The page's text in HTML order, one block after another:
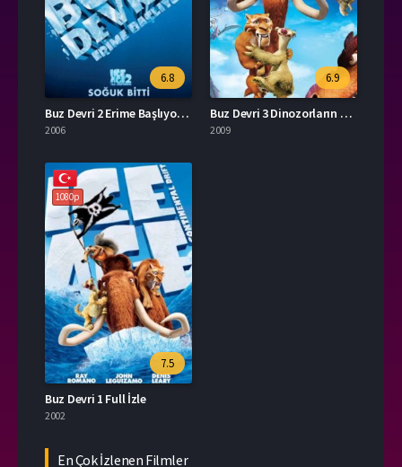
6.8
Buz Devri 2 Erime Başlıyor İzle
2006
6.9
Buz Devri 3 Dinozorların Şafağı Türkçe Dublaj Full İzle
2009
1080p
7.5
Buz Devri 1 Full İzle
2002
En Çok İzlenen Filmler